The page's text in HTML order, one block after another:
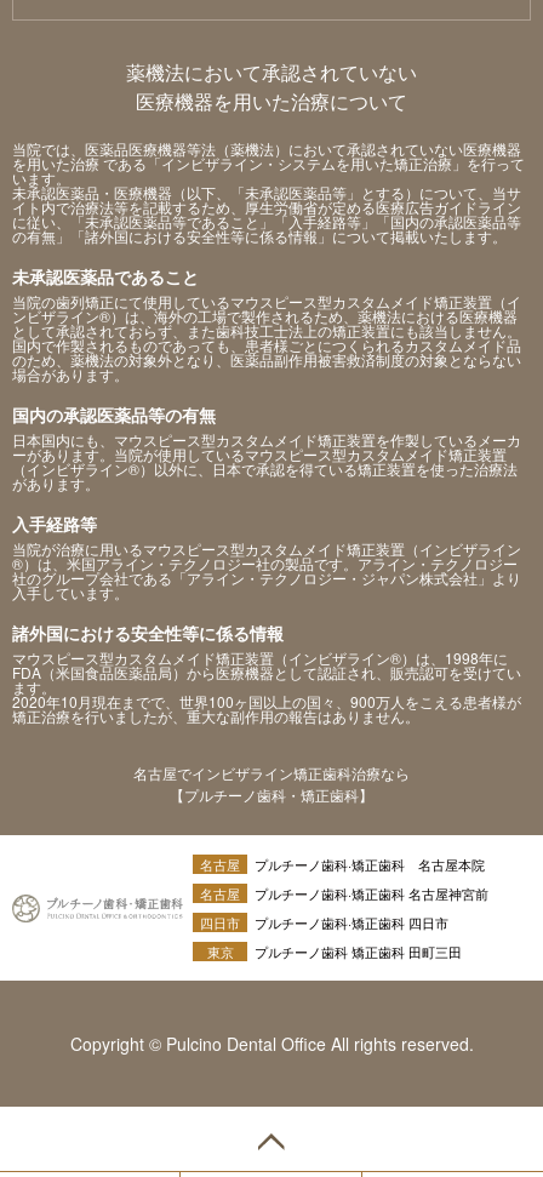
薬機法において承認されていない
医療機器を用いた治療について
当院では、医薬品医療機器等法（薬機法）において承認されていない医療機器
を用いた治療 である「インビザライン・システムを用いた矯正治療」を行って
います。
未承認医薬品・医療機器（以下、「未承認医薬品等」とする）について、当サ
イト内で治療法等を記載するため、厚生労働省が定める医療広告ガイドライン
に従い、「未承認医薬品等であること」「入手経路等」「国内の承認医薬品等
の有無」「諸外国における安全性等に係る情報」について掲載いたします。
未承認医薬品であること
当院の歯列矯正にて使用しているマウスピース型カスタムメイド矯正装置（イ
ンビザライン®）は、海外の工場で製作されるため、薬機法における医療機器
として承認されておらず、また歯科技工士法上の矯正装置にも該当しません。
国内で作製されるものであっても、患者様ごとにつくられるカスタムメイド品
のため、薬機法の対象外となり、医薬品副作用被害救済制度の対象とならない
場合があります。
国内の承認医薬品等の有無
日本国内にも、マウスピース型カスタムメイド矯正装置を作製しているメーカ
ーがあります。当院が使用しているマウスピース型カスタムメイド矯正装置
（インビザライン®）以外に、日本で承認を得ている矯正装置を使った治療法
があります。
入手経路等
当院が治療に用いるマウスピース型カスタムメイド矯正装置（インビザライン
®）は、米国アライン・テクノロジー社の製品です。アライン・テクノロジー
社のグループ会社である「アライン・テクノロジー・ジャパン株式会社」より
入手しています。
諸外国における安全性等に係る情報
マウスピース型カスタムメイド矯正装置（インビザライン®）は、1998年に
FDA（米国食品医薬品局）から医療機器として認証され、販売認可を受けてい
ます。
2020年10月現在までで、世界100ヶ国以上の国々、900万人をこえる患者様が
矯正治療を行いましたが、重大な副作用の報告はありません。
名古屋でインビザライン矯正歯科治療なら
【プルチーノ歯科・矯正歯科】
名古屋
プルチーノ歯科·矯正歯科 名古屋本院
名古屋
プルチーノ歯科·矯正歯科 名古屋神宮前
四日市
プルチーノ歯科·矯正歯科 四日市
東京
プルチーノ歯科 矯正歯科 田町三田
Copyright © Pulcino Dental Office All rights reserved.